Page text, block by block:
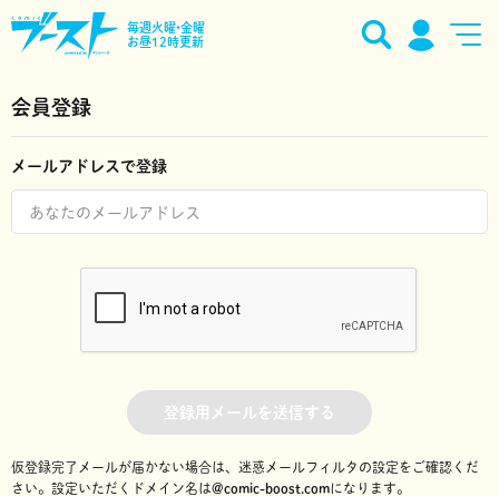
毎週火曜•金曜
お昼12時更新
会員登録
メールアドレスで登録
登録用メールを送信する
仮登録完了メールが届かない場合は、迷惑メールフィルタの設定をご確認くだ
さい。 設定いただくドメイン名は@comic-boost.comになります。